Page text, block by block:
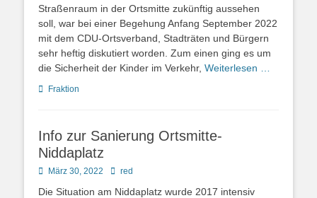
Straßenraum in der Ortsmitte zukünftig aussehen
soll, war bei einer Begehung Anfang September 2022
mit dem CDU-Ortsverband, Stadträten und Bürgern
sehr heftig diskutiert worden. Zum einen ging es um
die Sicherheit der Kinder im Verkehr, Weiterlesen …
Kategorien
Fraktion
Info zur Sanierung Ortsmitte-
Niddaplatz
Posted
März 30, 2022 Autor
red
Die Situation am Niddaplatz wurde 2017 intensiv